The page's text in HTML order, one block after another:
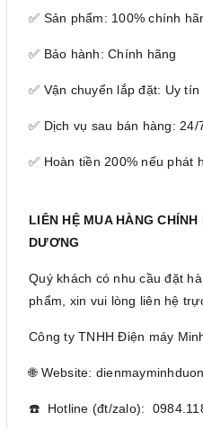
✅ Sản phẩm: 100% chính
✅ Bảo hành: Chính hãng
✅ Vận chuyển lắp đặt: Uy
✅ Dịch vụ sau bán hàng: 24/
✅ Hoàn tiền 200% nếu phát
LIÊN HỆ MUA HÀNG
DƯƠNG
Quý khách có nhu cầu đặt
phẩm, xin vui lòng liên hệ
Công ty TNHH Điện máy
🌐 Website:
☎️ Hotline (đt/zalo):